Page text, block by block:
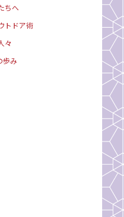
ちへ
トドア術
々
歩み